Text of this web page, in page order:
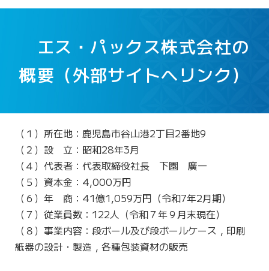
エス・パックス株式会社の
概要（外部サイトへリンク）
（１）所在地：鹿児島市谷山港2丁目2番地9
（２）設 立：昭和28年3月
（４）代表者：代表取締役社長 下園 廣一
（５）資本金：4,000万円
（６）年 商：41億1,059万円（令和7年2月期）
（７）従業員数：122人（令和７年９月末現在）
（８）事業内容：段ボール及び段ボールケース，印刷
紙器の設計・製造，各種包装資材の販売